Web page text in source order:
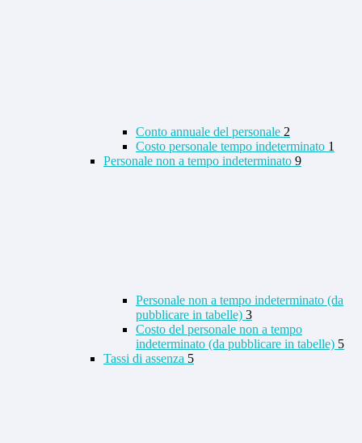
Conto annuale del personale 2
Costo personale tempo indeterminato 1
Personale non a tempo indeterminato 9
Personale non a tempo indeterminato (da
pubblicare in tabelle) 3
Costo del personale non a tempo
indeterminato (da pubblicare in tabelle) 5
Tassi di assenza 5